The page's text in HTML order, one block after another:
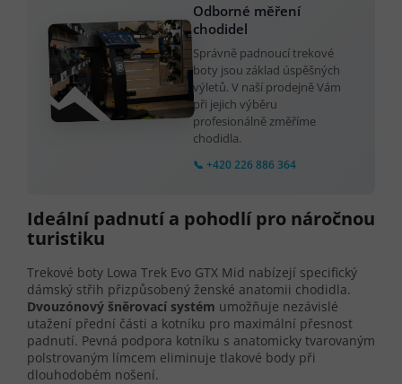
Odborné měření
chodidel
Správně padnoucí trekové
boty jsou základ úspěšných
výletů. V naší prodejně Vám
při jejich výběru
profesionálně změříme
chodidla.
📞 +420 226 886 364
Ideální padnutí a pohodlí pro náročnou
turistiku
Trekové boty Lowa Trek Evo GTX Mid nabízejí specifický
dámský střih přizpůsobený ženské anatomii chodidla.
Dvouzónový šněrovací systém umožňuje nezávislé
utažení přední části a kotníku pro maximální přesnost
padnutí. Pevná podpora kotníku s anatomicky tvarovaným
polstrovaným límcem eliminuje tlakové body při
dlouhodobém nošení.